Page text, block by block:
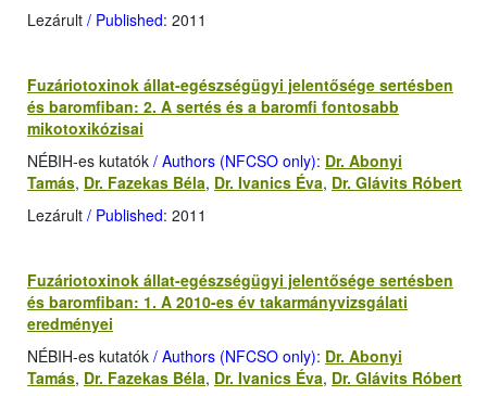
Lezárult / Published: 2011
Fuzáriotoxinok állat-egészségügyi jelentősége sertésben
és baromfiban: 2. A sertés és a baromfi fontosabb
mikotoxikózisai
NÉBIH-es kutatók / Authors (NFCSO only): Dr. Abonyi
Tamás, Dr. Fazekas Béla, Dr. Ivanics Éva, Dr. Glávits Róbert
Lezárult / Published: 2011
Fuzáriotoxinok állat-egészségügyi jelentősége sertésben
és baromfiban: 1. A 2010-es év takarmányvizsgálati
eredményei
NÉBIH-es kutatók / Authors (NFCSO only): Dr. Abonyi
Tamás, Dr. Fazekas Béla, Dr. Ivanics Éva, Dr. Glávits Róbert